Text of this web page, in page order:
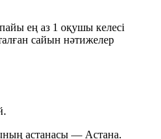
ең аз 1 оқушы келесі
сайын нәтижелер
.
астанасы — Астана.